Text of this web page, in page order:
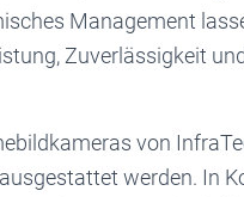
Management
Zuverlässigkeit
von
werden. In